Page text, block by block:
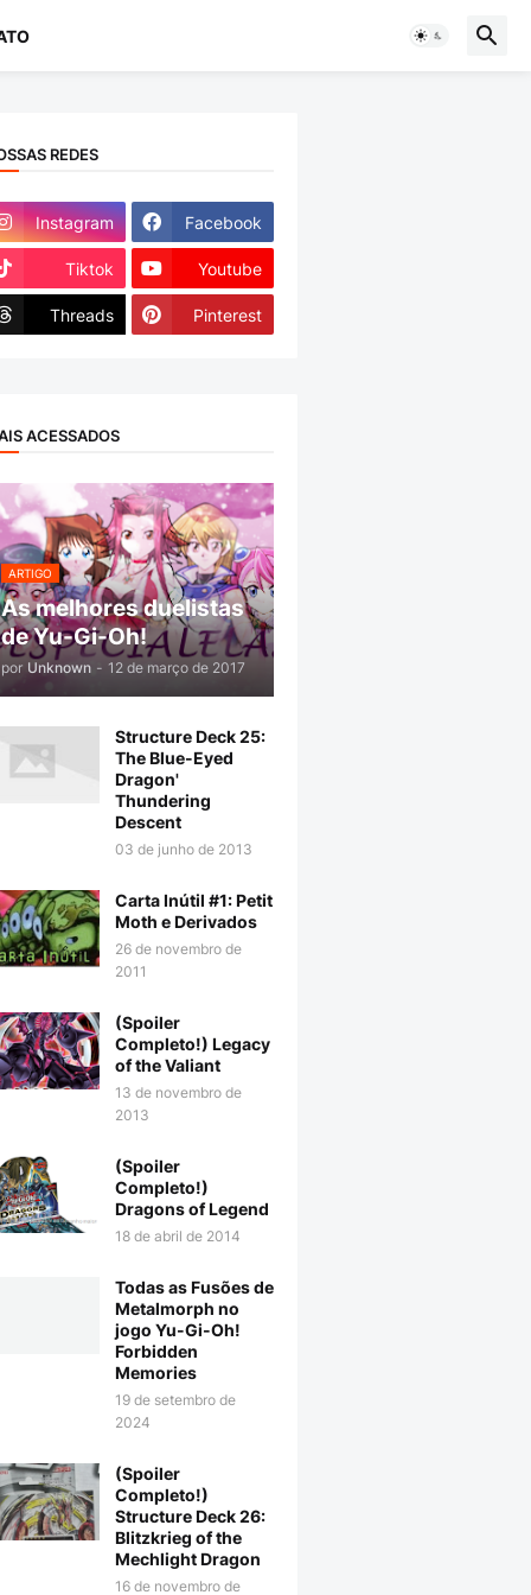
REDES
Instagram Facebook
Tiktok Youtube
Threads Pinterest
ACESSADOS
ARTIGO
As melhores duelistas
de Yu-Gi-Oh!
por Unknown - 12 de março de 2017
Structure Deck 25:
The Blue-Eyed
Dragon'
Thundering
Descent
03 de junho de 2013
Carta Inútil #1: Petit
Moth e Derivados
26 de novembro de
2011
(Spoiler
Completo!) Legacy
of the Valiant
13 de novembro de
2013
(Spoiler
Completo!)
Dragons of Legend
18 de abril de 2014
Todas as Fusões de
Metalmorph no
jogo Yu-Gi-Oh!
Forbidden
Memories
19 de setembro de
2024
(Spoiler
Completo!)
Structure Deck 26:
Blitzkrieg of the
Mechlight Dragon
16 de novembro de